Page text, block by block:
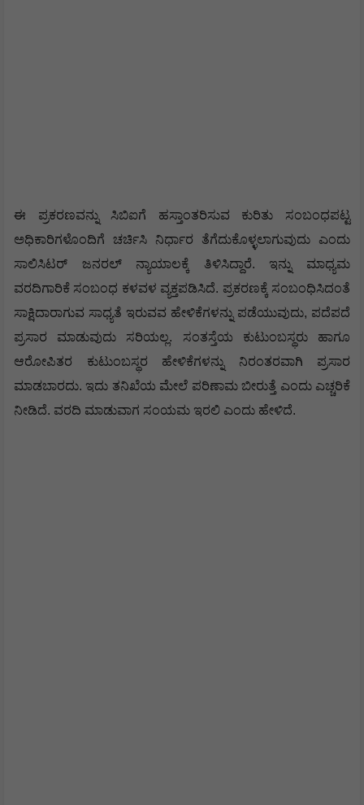
ಈ ಪ್ರಕರಣವನ್ನು ಸಿಬಿಐಗೆ ಹಸ್ತಾಂತರಿಸುವ ಕುರಿತು ಸಂಬಂಧಪಟ್ಟ
ಅಧಿಕಾರಿಗಳೊಂದಿಗೆ ಚರ್ಚಿಸಿ ನಿರ್ಧಾರ ತೆಗೆದುಕೊಳ್ಳಲಾಗುವುದು ಎಂದು
ಸಾಲಿಸಿಟರ್ ಜನರಲ್ ನ್ಯಾಯಾಲಕ್ಕೆ ತಿಳಿಸಿದ್ದಾರೆ. ಇನ್ನು ಮಾಧ್ಯಮ
ವರದಿಗಾರಿಕೆ ಸಂಬಂಧ ಕಳವಳ ವ್ಯಕ್ತಪಡಿಸಿದೆ. ಪ್ರಕರಣಕ್ಕೆ ಸಂಬಂಧಿಸಿದಂತೆ
ಸಾಕ್ಷಿದಾರಾಗುವ ಸಾಧ್ಯತೆ ಇರುವವ ಹೇಳಿಕೆಗಳನ್ನು ಪಡೆಯುವುದು, ಪದೆಪದೆ
ಪ್ರಸಾರ ಮಾಡುವುದು ಸರಿಯಲ್ಲ. ಸಂತಸ್ತೆಯ ಕುಟುಂಬಸ್ಥರು ಹಾಗೂ
ಆರೋಪಿತರ ಕುಟುಂಬಸ್ಥರ ಹೇಳಿಕೆಗಳನ್ನು ನಿರಂತರವಾಗಿ ಪ್ರಸಾರ